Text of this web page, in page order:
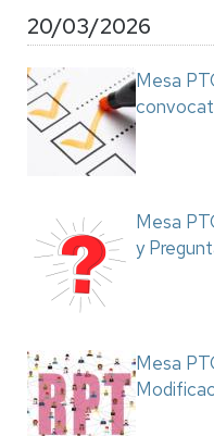
20/03/2026
Mesa
Mesa
y
Mesa